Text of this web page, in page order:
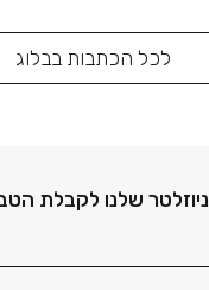
לכל הכתבות בבלוג
שלנו לקבלת